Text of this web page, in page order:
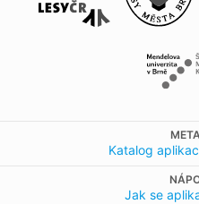
Katalog
Jak se